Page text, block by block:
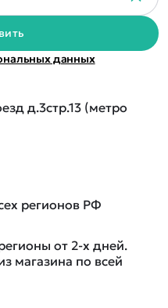
д.3стр.13 (метро
регионов РФ
от 2-х дней.
магазина по всей
данных